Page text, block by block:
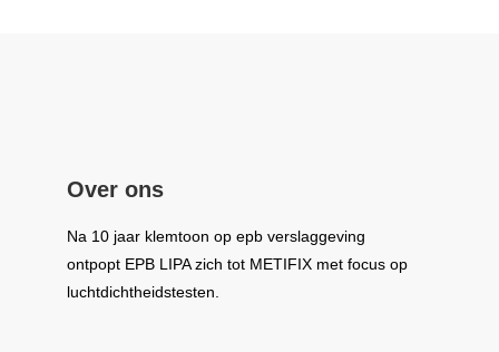
Over ons
Na 10 jaar klemtoon op epb verslaggeving
ontpopt EPB LIPAzich tot METIFIX met focus op
luchtdichtheidstesten.